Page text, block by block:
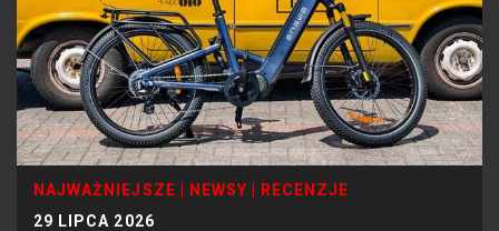
NAJWAŻNIEJSZE NEWSY
RECENZJE
29 LIPCA 2026